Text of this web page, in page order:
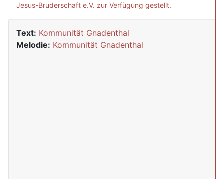
Jesus-Bruderschaft e.V. zur Verfügung gestellt.
Text: Kommunität Gnadenthal
Melodie: Kommunität Gnadenthal